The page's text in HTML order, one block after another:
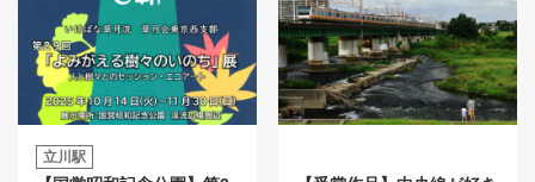
立川駅